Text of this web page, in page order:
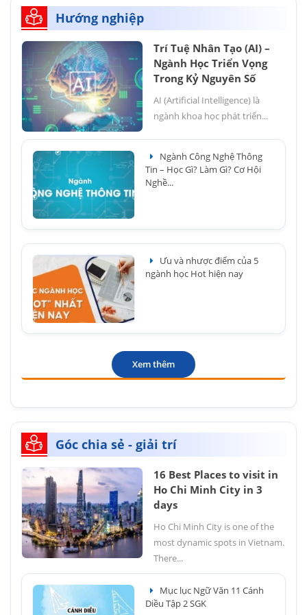
Hướng nghiệp
Trí Tuệ Nhân Tạo (AI) –
Ngành Học Triển Vọng
Trong Kỷ Nguyên Số
AI (Artificial Intelligence) là
ngành khoa học phát triển...
Ngành Công Nghệ Thông
Tin – Học Gì? Làm Gì? Cơ Hội
Nghề...
Ưu và nhược điểm của 5
ngành học Hot hiện nay
Xem thêm
Góc chia sẻ - giải trí
16 Best Places to visit in
Ho Chi Minh City in 3
days
Ho Chi Minh City is one of the
most dynamic spots in Vietnam.
There...
Mục lục Ngữ Văn 11 Cánh
Diều Tập 2 SGK